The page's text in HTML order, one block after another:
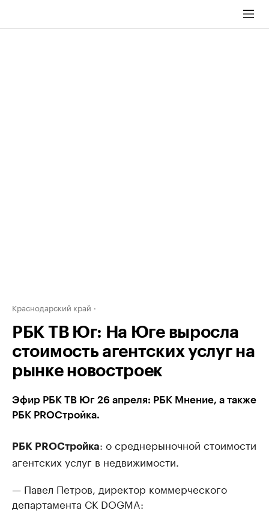
Краснодарский край
РБК ТВ Юг: На Юге выросла
стоимость агентских услуг на
рынке новостроек
Эфир РБК ТВ Юг 26 апреля: РБК Мнение, а также
РБК PROСтройка.
РБК PROСтройка: о среднерыночной стоимости
агентских услуг в недвижимости.
— Павел Петров, директор коммерческого
департамента СК DOGMA: